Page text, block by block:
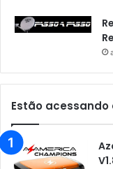
Estão acessando